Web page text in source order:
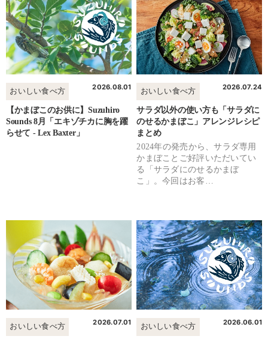
おいしい食べ方
2026.08.01
【かまぼこのお供に】Suzuhiro
Sounds 8月「エキゾチカに胸を躍
らせて - Lex Baxter」
おいしい食べ方
2026.07.24
サラダ以外の使い方も「サラダに
のせるかまぼこ」アレンジレシピ
まとめ
2024年の発売から、サラダ専用
かまぼことご好評いただいてい
る「サラダにのせるかまぼ
こ」。今回はお客…
おいしい食べ方
2026.07.01
おいしい食べ方
2026.06.01